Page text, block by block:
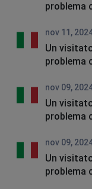
problema
nov 11,
Un
problema
nov 09,
Un
problema
nov 09,
Un
problema